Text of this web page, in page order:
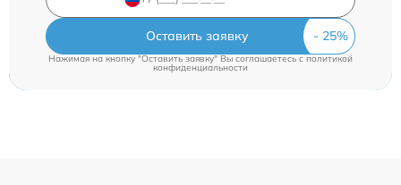
Оставить заявку
Нажимая на кнопку "Оставить заявку" Вы соглашаетесь cполитикой
конфиденциальности